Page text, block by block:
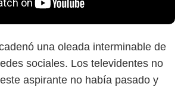
una oleada interminable de
sociales. Los televidentes no
aspirante no había pasado y